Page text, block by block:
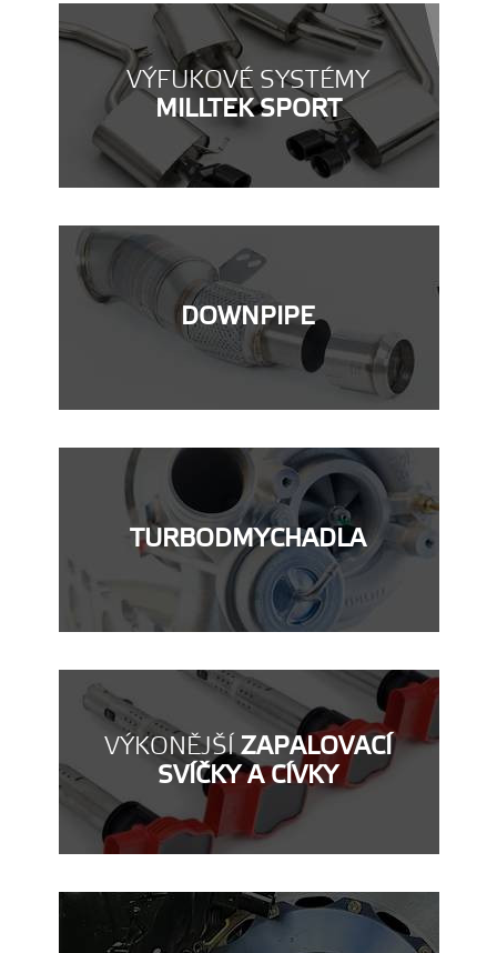
VÝFUKOVÉ SYSTÉMY
MILLTEK SPORT
DOWNPIPE
TURBODMYCHADLA
VÝKONĚJŠÍZAPALOVACÍ
SVÍČKY A CÍVKY